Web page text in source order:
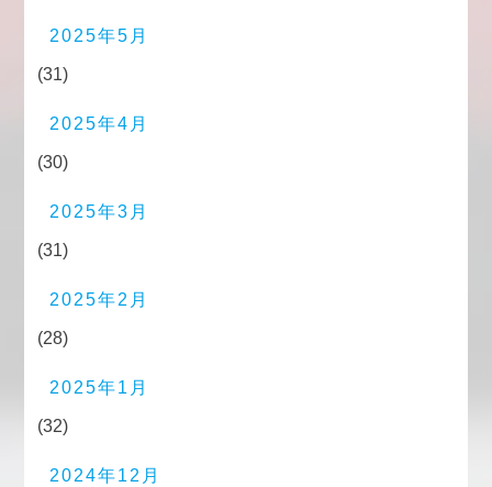
2025年5月
(31)
2025年4月
(30)
2025年3月
(31)
2025年2月
(28)
2025年1月
(32)
2024年12月